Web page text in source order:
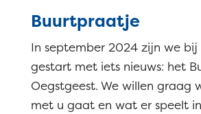
Buurtpraatje
In september 2024 zijn we bij
gestart met iets nieuws: het
Oegstgeest. We willen graag
met u gaat en wat er speelt